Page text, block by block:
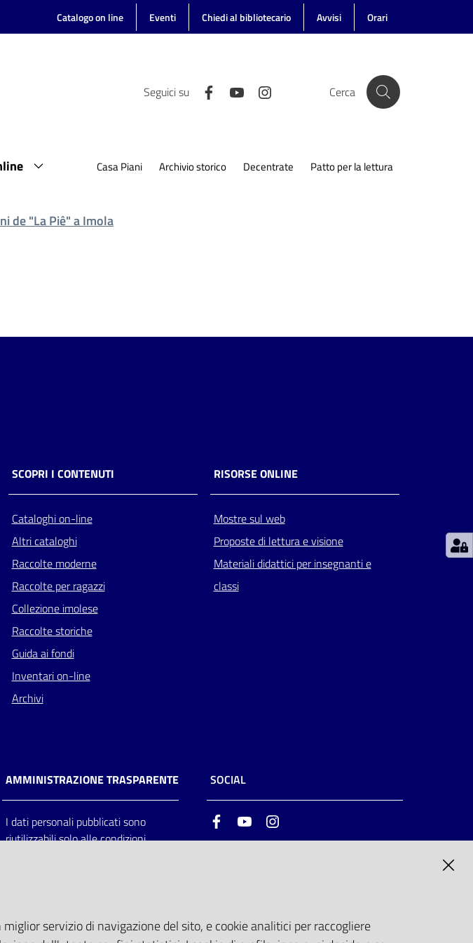
Catalogo on line Eventi Chiedi al bibliotecario Avvisi Orari
Seguici su Cerca
Casa Piani Archivio storico Decentrate Patto per la lettura
de "La Piê" a Imola
SCOPRI I CONTENUTI
Cataloghi on-line
Altri cataloghi
Raccolte moderne
Raccolte per ragazzi
Collezione imolese
Raccolte storiche
Guida ai fondi
Inventari on-line
Archivi
RISORSE ONLINE
Mostre sul web
Proposte di lettura e visione
Materiali didattici per insegnanti e
classi
AMMINISTRAZIONE TRASPARENTE
I dati personali pubblicati sono
riutilizzabili solo alle condizioni
SOCIAL
FacebookYoutube
servizio di navigazione del sito, e cookie analitici per raccogliere